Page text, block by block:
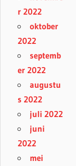
r 2022
oktober
2022
septemb
er 2022
augustu
s 2022
juli 2022
juni
2022
mei